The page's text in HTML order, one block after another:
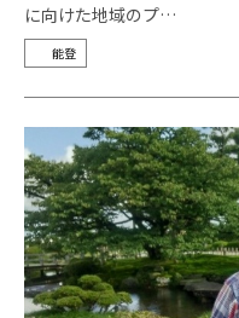
に向けた地域のプ…
能登